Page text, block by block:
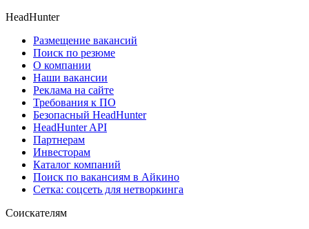
HeadHunter
Размещение вакансий
Поиск по резюме
О компании
Наши вакансии
Реклама на сайте
Требования к ПО
Безопасный HeadHunter
HeadHunter API
Партнерам
Инвесторам
Каталог компаний
Поиск по вакансиям в Айкино
Сетка: соцсеть для нетворкинга
Соискателям